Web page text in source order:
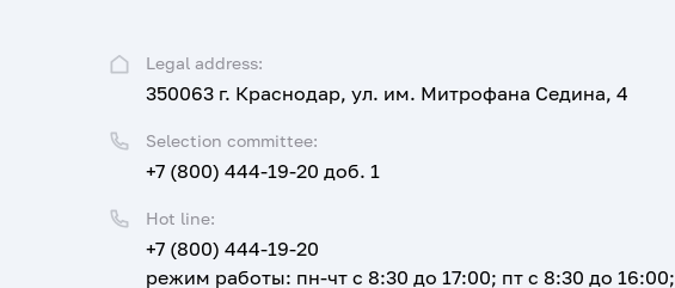
Legal address:
350063 г. Краснодар, ул. им. Митрофана Седина, 4
Selection committee:
+7 (800) 444-19-20 доб. 1
Hot line:
+7 (800) 444-19-20
режим работы: пн-чт с 8:30 до 17:00; пт с 8:30 до 16:00;